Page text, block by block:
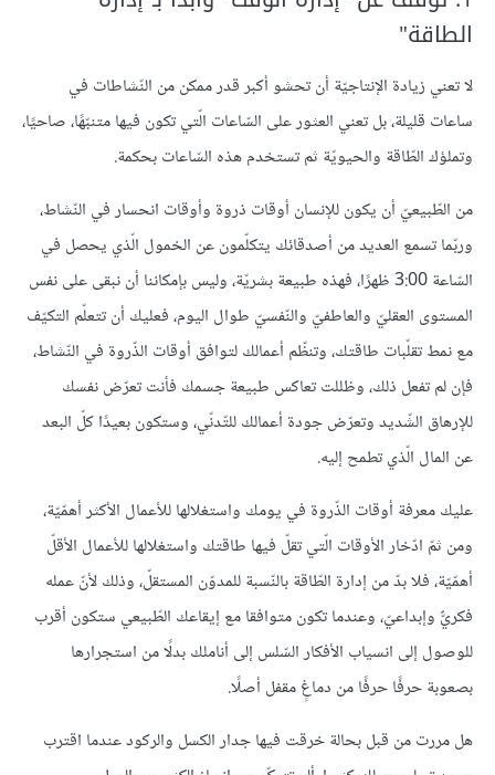
الطاقة"
لا تعني زيادة الإنتاجيّة أن تحشو أكبر قدر ممكن من النّشاطات في
ساعات قليلة، بل تعني العثور على السّاعات الّتي تكون فيها متنبّهًا، صاحيًا،
وتملؤك الطّاقة والحيويّة ثم تستخدم هذه السّاعات بحكمة.
من الطّبيعيّ أن يكون للإنسان أوقات ذروة وأوقات انحسار في النّشاط،
وربّما تسمع العديد من أصدقائك يتكلّمون عن الخمول الّذي يحصل في
السّاعة 3:00 ظهرًا، فهذه طبيعة بشريّة، وليس بإمكاننا أن نبقى على نفس
المستوى العقليّ والعاطفيّ والنّفسيّ طوال اليوم، فعليك أن تتعلّم التكيّف
مع نمط تقلّبات طاقتك، وتنظّم أعمالك لتوافق أوقات الذّروة في النّشاط،
فإن لم تفعل ذلك، وظللت تعاكس طبيعة جسمك فأنت تعرّض نفسك
للإرهاق الشّديد وتعرّض جودة أعمالك للتّدنّي، وستكون بعيدًا كلّ البعد
عن المال الّذي تطمح إليه.
عليك معرفة أوقات الذّروة في يومك واستغلالها للأعمال الأكثر أهمّيّة،
ومن ثمّ ادّخار الأوقات الّتي تقلّ فيها طاقتك واستغلالها للأعمال الأقلّ
أهمّيّة، فلا بدّ من إدارة الطّاقة بالنّسبة للمدوّن المستقلّ، وذلك لأنّ عمله
فكريٌّ وإبداعيّ، وعندما تكون متوافقا مع إيقاعك الطّبيعي ستكون أقرب
للوصول إلى انسياب الأفكار السّلس إلى أناملك بدلًا من استجرارها
بصعوبة حرفًا حرفًا من دماغٍ مقفل أصلًا.
هل مررت من قبل بحالة خرقت فيها جدار الكسل والركود عندما اقترب